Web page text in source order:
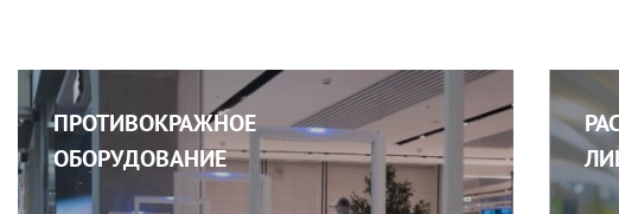
ПРОТИВОКРАЖНОЕ
ОБОРУДОВАНИЕ